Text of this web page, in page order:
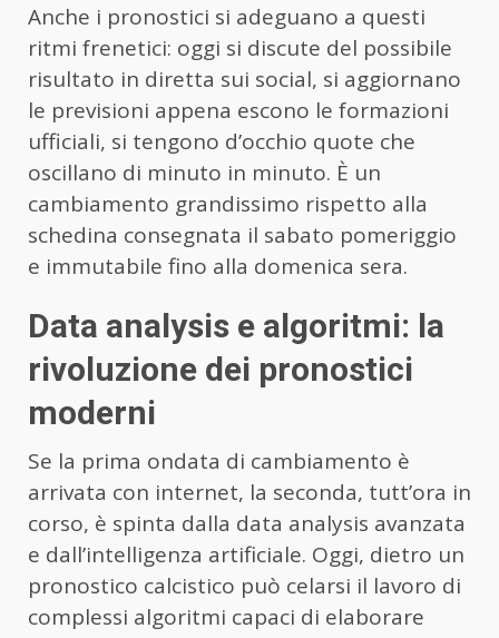
Anche i pronostici si adeguano a questi
ritmi frenetici: oggi si discute del possibile
risultato in diretta sui social, si aggiornano
le previsioni appena escono le formazioni
ufficiali, si tengono d’occhio quote che
oscillano di minuto in minuto. È un
cambiamento grandissimo rispetto alla
schedina consegnata il sabato pomeriggio
e immutabile fino alla domenica sera.
Data analysis e algoritmi: la
rivoluzione dei pronostici
moderni
Se la prima ondata di cambiamento è
arrivata con internet, la seconda, tutt’ora in
corso, è spinta dalla data analysis avanzata
e dall’intelligenza artificiale. Oggi, dietro un
pronostico calcistico può celarsi il lavoro di
complessi algoritmi capaci di elaborare